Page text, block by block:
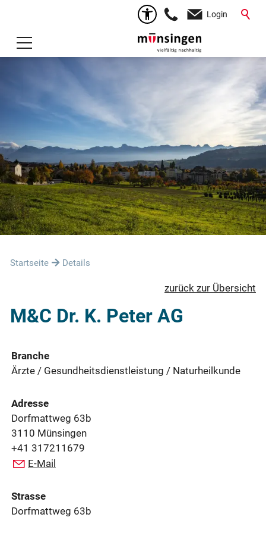
Login
Startseite Details
zurück zur Übersicht
M&C Dr. K. Peter AG
Branche
Ärzte / Gesundheitsdienstleistung / Naturheilkunde
Adresse
Dorfmattweg 63b
3110 Münsingen
+41 317211679
E-Mail
Strasse
Dorfmattweg 63b